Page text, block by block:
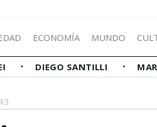
ECONOMÍA MUNDO
DIEGO SANTILLI